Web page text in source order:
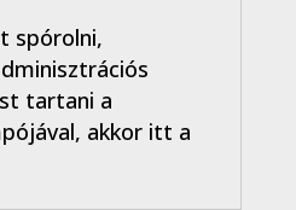
spórolni,
tartani a
akkor itt a